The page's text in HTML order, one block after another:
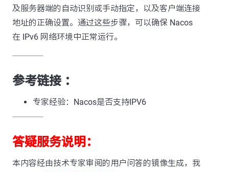
及服务器端的自动识别或手动指定，以及客户端连接
地址的正确设置。通过这些步骤，可以确保 Nacos
在 IPv6 网络环境中正常运行。
---------------
参考链接 ：
专家经验：Nacos是否支持IPV6
---------------
答疑服务说明：
本内容经由技术专家审阅的用户问答的镜像生成，我